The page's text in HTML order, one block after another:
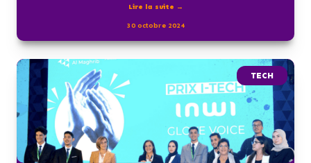
Lire la suite →
30 octobre 2024
TECH